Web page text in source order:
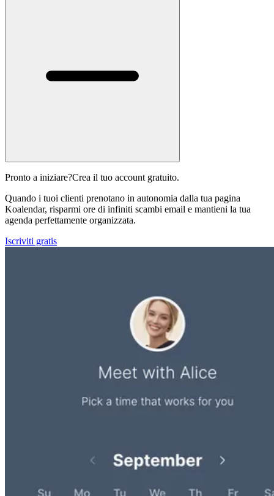
Pronto a iniziare?Crea il tuo account gratuito.
Quando i tuoi clienti prenotano in autonomia dalla tua pagina
Koalendar, risparmi ore di infiniti scambi email e mantieni la tua
agenda perfettamente organizzata.
Iscriviti gratis